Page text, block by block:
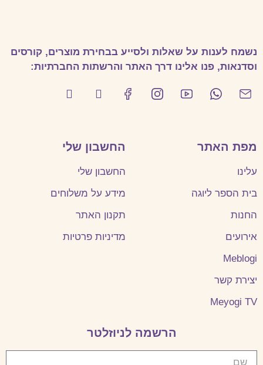
נשמח לענות על שאלות ולסייע בבחירת מוצרים, קורסים
וסדנאות, פנו אלינו דרך האתר והרשתות החברתיות:
מפת האתר
עלינו
בית הספר ליוגה
החנות
אירועים
Meblogi
יצירת קשר
Meyogi TV
החשבון שלי
החשבון שלי
מידע על משלוחים
תקנון האתר
מדיניות פרטיות
הרשמה לניוזלטר